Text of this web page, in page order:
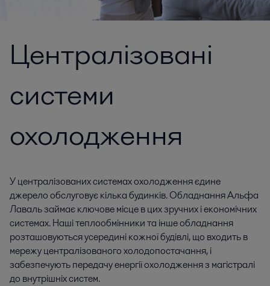
Централізовані
системи
охолодження
У централізованих системах охолодження єдине
джерело обслуговує кілька будинків. Обладнання Альфа
Лаваль займає ключове місце в цих зручних і економічних
системах. Наші теплообмінники та інше обладнання
розташовуються усередині кожної будівлі, що входить в
мережу централізованого холодопостачання, і
забезпечують передачу енергії охолодження з магістралі
до внутрішніх систем.